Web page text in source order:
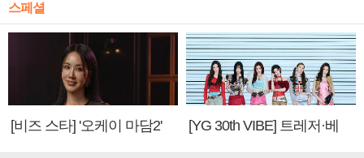
스페셜
[비즈 스타] '오케이 마담2'
[YG 30th VIBE] 트레저·베